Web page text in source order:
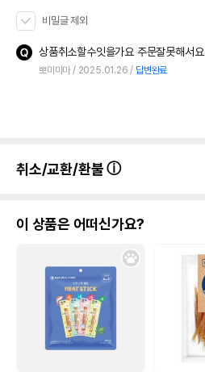
비밀글 제외
상품취소할수잇을가요 주문잘못해서요
뽀미마마 2025.01.26 답변완료
취소/교환/환불
이 상품은 어떠신가요?